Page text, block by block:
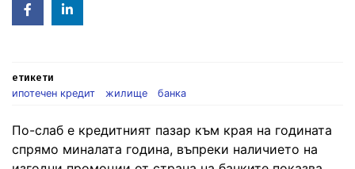
Facebook
in
етикети
ипотечен кредит
жилище банка
По-слаб е кредитният пазар към края на годината
спрямо миналата година, въпреки наличието на